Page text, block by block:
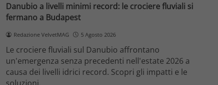
Danubio a livelli minimi record: le crociere fluviali si
fermano a Budapest
Redazione VelvetMAG 5 Agosto 2026
Le crociere fluviali sul Danubio affrontano
un'emergenza senza precedenti nell'estate 2026 a
causa dei livelli idrici record. Scopri gli impatti e le